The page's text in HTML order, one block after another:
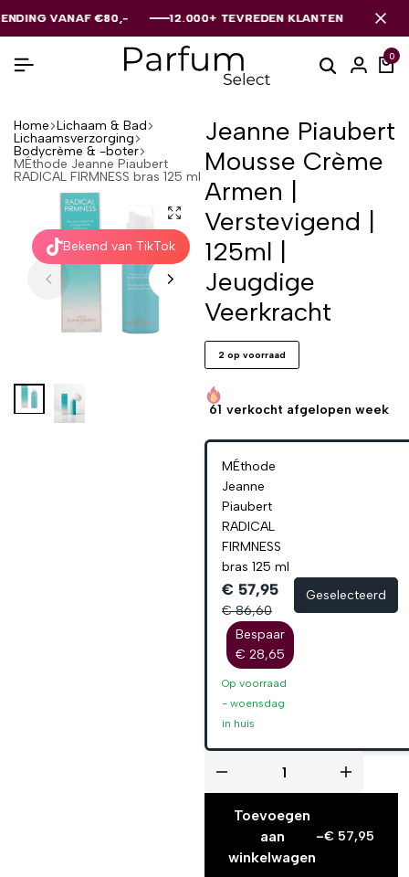
VANAF €80,- 12.000+ TEVREDEN KLANTEN
VANAF €80,- 12.000+ TEVREDEN KLANTEN
VANAF €80,- 12.000+ TEVREDEN KLANTEN
0
Home Lichaam & Bad
Lichaamsverzorging
Bodycrème & -boter
MÉthode Jeanne Piaubert
RADICAL FIRMNESS bras 125 ml
Bekend van TikTok
Jeanne Piaubert
Mousse Crème
Armen |
Verstevigend |
125ml |
Jeugdige
Veerkracht
2 op voorraad
61 verkocht afgelopen week
MÉthode
Jeanne
Piaubert
RADICAL
FIRMNESS
bras 125 ml
€ 57,95
€ 86,60
Bespaar
€ 28,65
Op voorraad
- woensdag
in huis
Geselecteerd
Toevoegen
aan
winkelwagen
-€ 57,95